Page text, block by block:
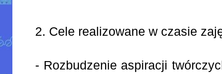
2. Cele realizowane w czasie
- Rozbudzenie aspiracji